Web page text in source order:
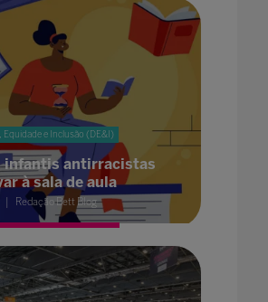
Equidade e Inclusão (DE&I)
infantis antirracistas
à sala de aula
Redação Bett Blog